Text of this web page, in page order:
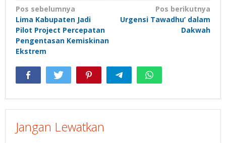
Navigasi
pos
Pos sebelumnya
Lima Kabupaten Jadi
Pilot Project Percepatan
Pengentasan Kemiskinan
Ekstrem
Pos berikutnya
Urgensi Tawadhu’ dalam
Dakwah
Jangan Lewatkan